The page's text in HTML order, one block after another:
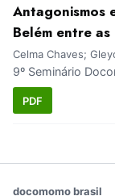
Antagonismos
Belém entre
Celma Chaves;
9º Seminário
PDF
docomomo brasil